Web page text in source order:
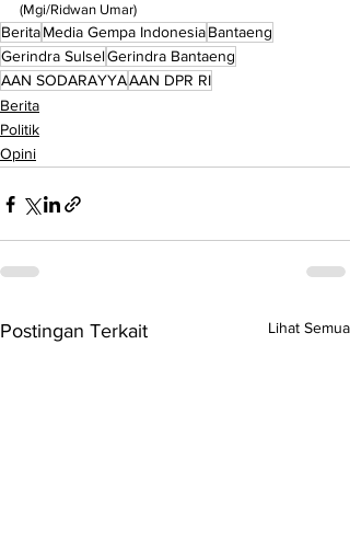
(Mgi/Ridwan Umar)
BeritaMedia Gempa IndonesiaBantaeng
Gerindra SulselGerindra Bantaeng
AAN SODARAYYAAAN DPR RI
Berita
Politik
Opini
Postingan Terkait Lihat Semua